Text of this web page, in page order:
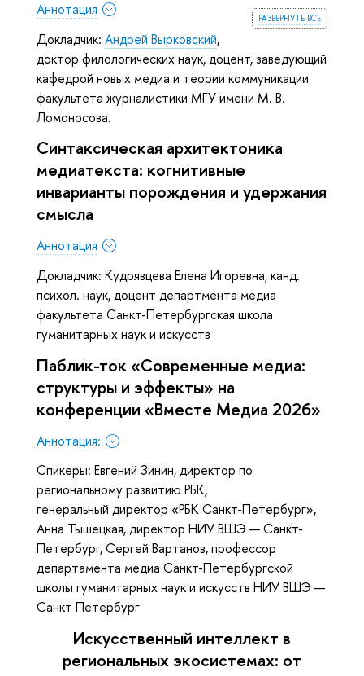
развернуть все
Аннотация
Докладчик: Андрей Вырковский,
доктор филологических наук, доцент, заведующий
кафедрой новых медиа и теории коммуникации
факультета журналистики МГУ имени М. В.
Ломоносова.
Синтаксическая архитектоника
медиатекста: когнитивные
инварианты порождения и удержания
смысла
Аннотация
Докладчик: Кудрявцева Елена Игоревна, канд.
психол. наук, доцент департмента медиа
факультета Санкт-Петербургская школа
гуманитарных наук и искусств
Паблик-ток «Современные медиа:
структуры и эффекты» на
конференции «Вместе Медиа 2026»
Аннотация:
Спикеры: Евгений Зинин, директор по
региональному развитию РБК,
генеральный директор «РБК Санкт-Петербург»,
Анна Тышецкая, директор НИУ ВШЭ — Санкт-
Петербург, Сергей Вартанов, профессор
департамента медиа Санкт-Петербургской
школы гуманитарных наук и искусств НИУ ВШЭ —
Санкт Петербург
Искусственный интеллект в
региональных экосистемах: от